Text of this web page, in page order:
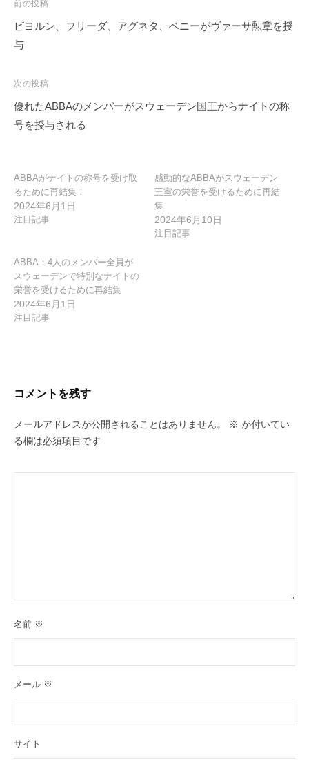
投
稿
ナ
ゲ
ー
シ
前の投稿
ビヨルン、フリーダ、アグネタ、ベニーがヴァーサ勲章を授
与
次の投稿
優れたABBAのメンバーがスウェーデン国王からナイトの称
号を授与される
ABBAがナイトの称号を受け取
るために再結集！
2024年6月1日
注目記事
感動的なABBAがスウェーデン
王室の栄誉を受けるために再結
集
2024年6月10日
注目記事
ABBA：4人のメンバー全員が
スウェーデンで特別なナイトの
栄誉を受けるために再結集
2024年6月1日
注目記事
コメントを残す
メールアドレスが公開されることはありません。 ※ が付いてい
る欄は必須項目です
名前 ※
メール ※
サイト